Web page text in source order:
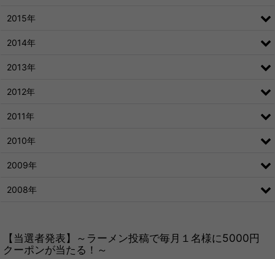
【当選者発表】～ラーメン投稿で毎月１名様に5000円
クーポンが当たる！～
2015年
2014年
2013年
2012年
2011年
2010年
2009年
2008年